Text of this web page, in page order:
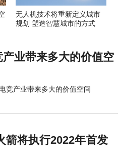
无人机技术将重新定义城市
规划 塑造智慧城市的方式
业带来多大的价值空
竞产业带来多大的价值空间
箭将执行2022年首发